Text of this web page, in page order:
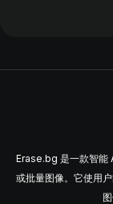
Erase.bg 是一款智能
或批量图像。它使用